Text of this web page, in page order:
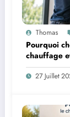
Thomas
Pourquoi
chauffage
27 Juillet